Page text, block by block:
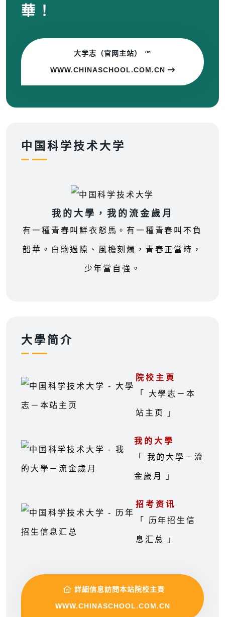
華！
大学志（官网主站） ™
WWW.CHINASCHOOL.COM.CN
中国科学技术大学
我的大學，我的流金歲月
有一種青春叫鮮衣怒馬。有一種青春叫不負
韶華。白駒過隙、風檐刻燭，青春正當時，
少年當自強。
大學简介
院校主頁
「 大學志－本
站主页 」
我的大學
「 我的大學－流
金歲月 」
招考资讯
「 历年招生信
息汇总 」
詳細信息訪問本站院校主頁
WWW.CHINASCHOOL.COM.CN